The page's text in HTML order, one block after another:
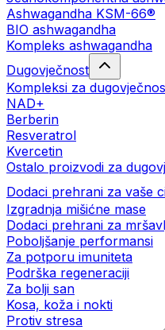
Ashwagandha KSM-66®
BIO ashwagandha
Kompleks ashwagandha
Dugovječnost
Kompleksi za
NAD+
Berberin
Resveratrol
Kvercetin
Ostalo proizvodi za
Dodaci prehrani za vaše
Izgradnja mišićne mase
Dodaci prehrani za
Poboljšanje performansi
Za potporu imuniteta
Podrška regeneraciji
Za bolji san
Kosa, koža i nokti
Protiv stresa